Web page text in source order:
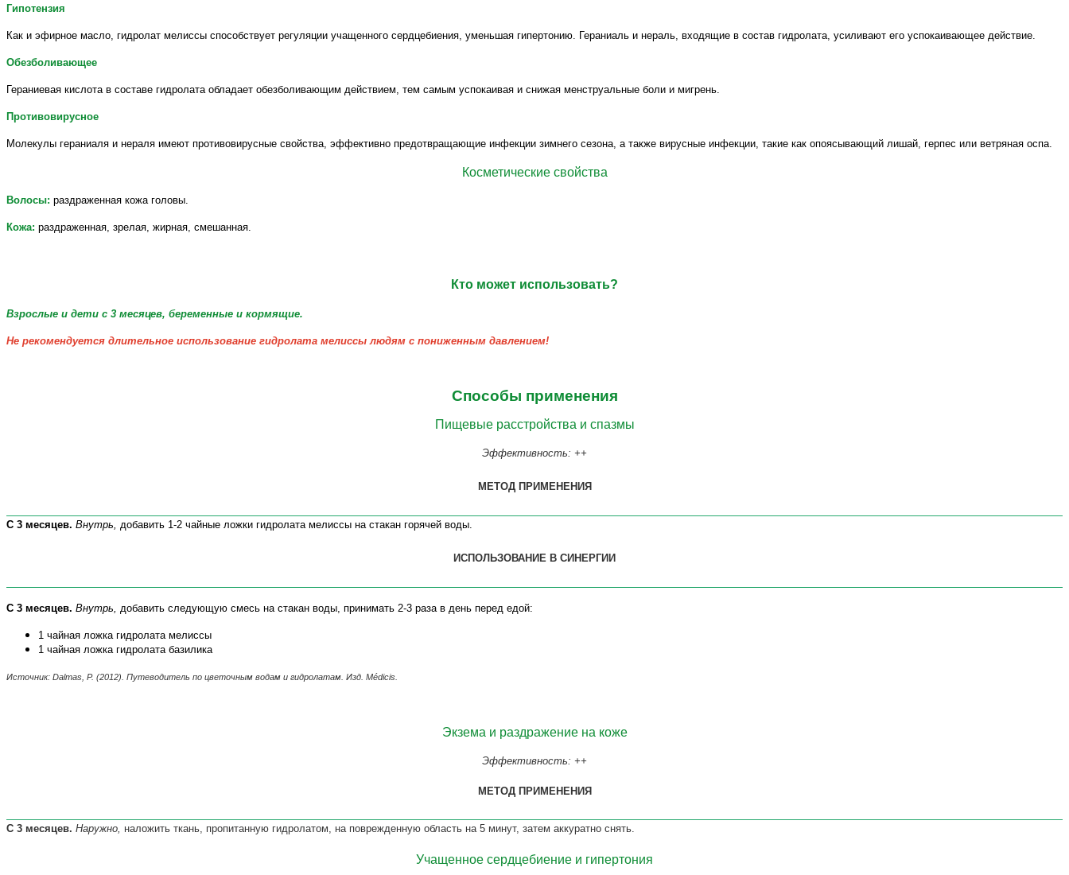
Гипотензия
Как и эфирное масло, гидролат мелиссы способствует регуляции учащенного сердцебиения, уменьшая гипертонию. Гераниаль и нераль, входящие в состав гидролата, усиливают его успокаивающее действие.
Обезболивающее
Гераниевая кислота в составе гидролата обладает обезболивающим действием, тем самым успокаивая и снижая менструальные боли и мигрень.
Противовирусное
Молекулы гераниаля и нераля имеют противовирусные свойства, эффективно предотвращающие инфекции зимнего сезона, а также вирусные инфекции, такие как опоясывающий лишай, герпес или ветряная оспа.
Косметические свойства
Волосы: раздраженная кожа головы.
Кожа: раздраженная, зрелая, жирная, смешанная.
Кто может использовать?
Взрослые и дети с 3 месяцев, беременные и кормящие.
Не рекомендуется длительное использование гидролата мелиссы людям с пониженным давлением!
Способы применения
Пищевые расстройства и спазмы
Эффективность: ++
МЕТОД ПРИМЕНЕНИЯ
С 3 месяцев. Внутрь, добавить 1-2 чайные ложки гидролата мелиссы на стакан горячей воды.
ИСПОЛЬЗОВАНИЕ В СИНЕРГИИ
С 3 месяцев. Внутрь, добавить следующую смесь на стакан воды, принимать 2-3 раза в день перед едой:
1 чайная ложка гидролата мелиссы
1 чайная ложка гидролата базилика
Источник: Dalmas, P. (2012). Путеводитель по цветочным водам и гидролатам. Изд. Médicis
Экзема и раздражение на коже
Эффективность: ++
МЕТОД ПРИМЕНЕНИЯ
С 3 месяцев. Наружно, наложить ткань, пропитанную гидролатом, на поврежденную область на 5 минут, затем аккуратно снять.
Учащенное сердцебиение и гипертония